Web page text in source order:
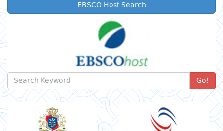
EBSCO Host Search
Go!